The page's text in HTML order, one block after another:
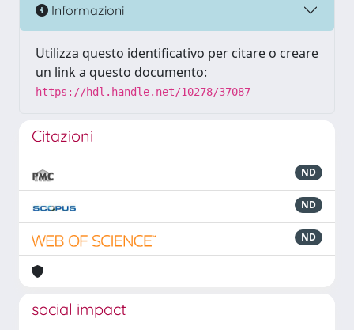
Informazioni
Utilizza questo identificativo per citare o creare
un link a questo documento:
https://hdl.handle.net/10278/37087
Citazioni
ND
ND
ND
social impact